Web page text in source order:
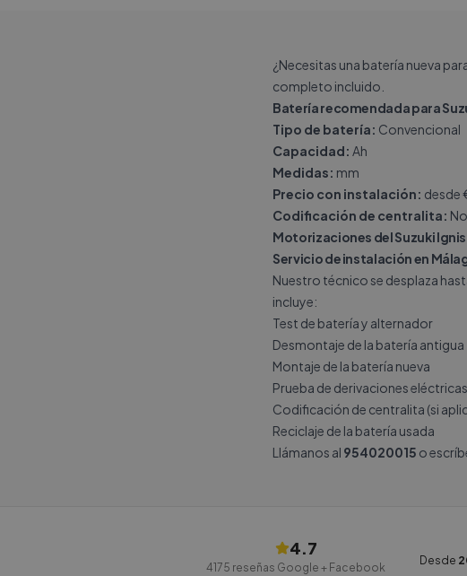
¿Necesitas una batería nueva
completo incluido.
Batería recomendada para
Tipo de batería: Convencional
Capacidad: Ah
Medidas: mm
Precio con instalación: desde
Codificación de centralita: No
Motorizaciones del Suzuki
Servicio de instalación en
Nuestro técnico se desplaza
incluye:
Test de batería y alternador
Desmontaje de la batería antigua
Montaje de la batería nueva
Prueba de derivaciones eléctricas
Codificación de centralita (si
Reciclaje de la batería usada
Llámanos al 954020015 o
4.7
4175 reseñas Google + Facebook
Desde